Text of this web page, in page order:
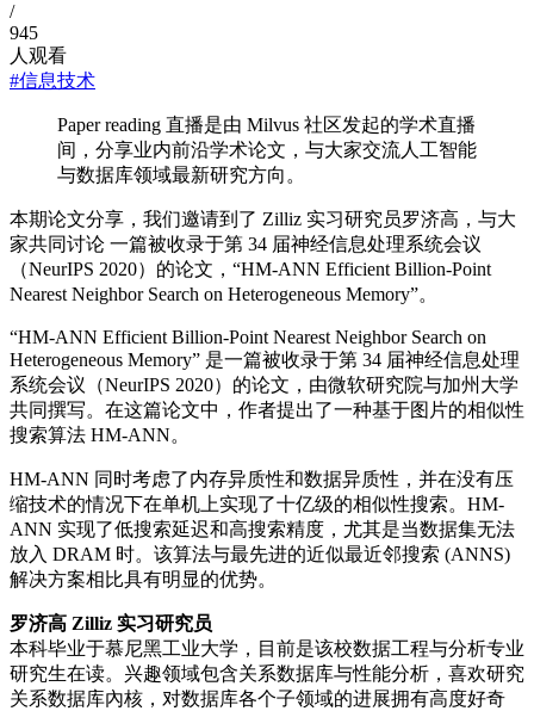
/
945
人观看
#信息技术
Paper reading 直播是由 Milvus 社区发起的学术直播
间，分享业内前沿学术论文，与大家交流人工智能
与数据库领域最新研究方向。
本期论文分享，我们邀请到了 Zilliz 实习研究员罗济高，与大
家共同讨论 一篇被收录于第 34 届神经信息处理系统会议
（NeurIPS 2020）的论文，“HM-ANN Efficient Billion-Point
Nearest Neighbor Search on Heterogeneous Memory”。
“HM-ANN Efficient Billion-Point Nearest Neighbor Search on
Heterogeneous Memory” 是一篇被收录于第 34 届神经信息处理
系统会议（NeurIPS 2020）的论文，由微软研究院与加州大学
共同撰写。在这篇论文中，作者提出了一种基于图片的相似性
搜索算法 HM-ANN。
HM-ANN 同时考虑了内存异质性和数据异质性，并在没有压
缩技术的情况下在单机上实现了十亿级的相似性搜索。HM-
ANN 实现了低搜索延迟和高搜索精度，尤其是当数据集无法
放入 DRAM 时。该算法与最先进的近似最近邻搜索 (ANNS)
解决方案相比具有明显的优势。
罗济高 Zilliz 实习研究员
本科毕业于慕尼黑工业大学，目前是该校数据工程与分析专业
研究生在读。兴趣领域包含关系数据库与性能分析，喜欢研究
关系数据库內核，对数据库各个子领域的进展拥有高度好奇